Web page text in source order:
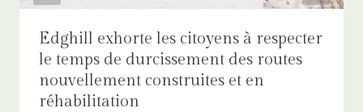
Edghill exhorte les citoyens à respecter
le temps de durcissement des routes
nouvellement construites et en
réhabilitation